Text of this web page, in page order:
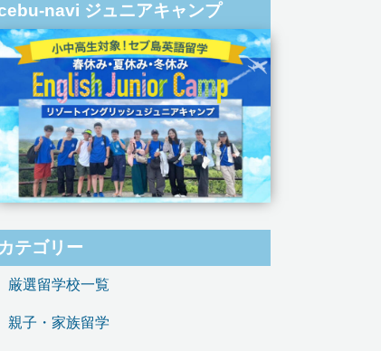
navi ジュニアキャンプ
カテゴリー
厳選留学校一覧
親子・家族留学